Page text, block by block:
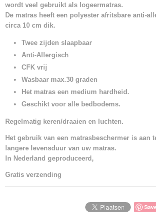
wordt veel gebruikt als logeermatras.
De matras heeft een polyester afritsbare anti-
circa 10 cm dik.
Twee zijden slaapbaar
Anti-Allergisch
CFK vrij
Wasbaar max.30 graden
Het matras een medium hardheid.
Geschikt voor alle bedbodems.
Regelmatig keren/draaien en luchten.
Het gebruik van een matrasbeschermer is aan
langere levensduur van uw matras.
In Nederland geproduceerd,
Gratis verzending